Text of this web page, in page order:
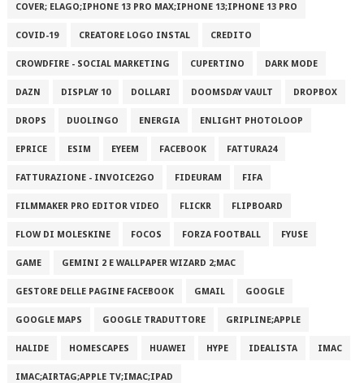
COVER; ELAGO;IPHONE 13 PRO MAX;IPHONE 13;IPHONE 13 PRO
COVID-19 CREATORE LOGO INSTAL CREDITO
CROWDFIRE - SOCIAL MARKETING CUPERTINO DARK MODE
DAZN DISPLAY 10 DOLLARI DOOMSDAY VAULT DROPBOX
DROPS DUOLINGO ENERGIA ENLIGHT PHOTOLOOP
EPRICE ESIM EYEEM FACEBOOK FATTURA24
FATTURAZIONE - INVOICE2GO FIDEURAM FIFA
FILMMAKER PRO EDITOR VIDEO FLICKR FLIPBOARD
FLOW DI MOLESKINE FOCOS FORZA FOOTBALL FYUSE
GAME GEMINI 2 E WALLPAPER WIZARD 2;MAC
GESTORE DELLE PAGINE FACEBOOK GMAIL GOOGLE
GOOGLE MAPS GOOGLE TRADUTTORE GRIPLINE;APPLE
HALIDE HOMESCAPES HUAWEI HYPE IDEALISTA IMAC
IMAC;AIRTAG;APPLE TV;IMAC;IPAD